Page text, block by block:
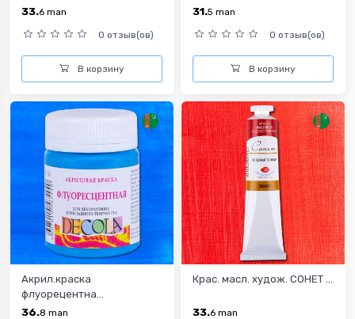
33.6 man
0 отзыв(ов)
В корзину
31.5 man
0 отзыв(ов)
В корзину
Акрил.краска
флуорецентна...
36.8 man
Крас. масл. худож. СОНЕТ ...
33.6 man